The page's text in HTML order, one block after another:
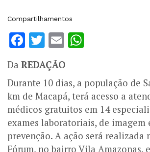
Compartilhamentos
Facebook
Twitter
Email
Da REDAÇÃO
Durante 10 dias, a população de
km de Macapá, terá acesso a
médicos gratuitos em 14
exames laboratoriais, de imagem
prevenção. A ação será realizada
Fórum, no bairro Vila Amazonas,